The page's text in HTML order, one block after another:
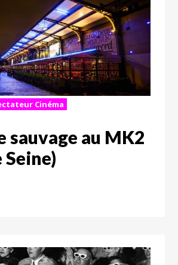
Cinéma
sauvage au MK2
Seine)